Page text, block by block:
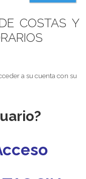
COSTAS Y
a su cuenta con su